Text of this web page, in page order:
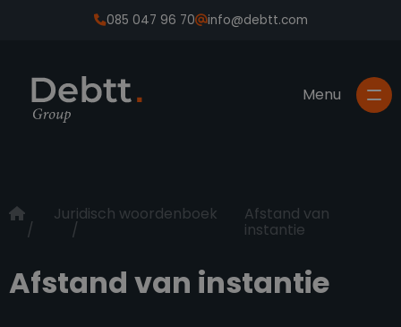
085 047 96 70 info@debtt.com
Juridisch woordenboek Afstand van
instantie
Afstand van instantie